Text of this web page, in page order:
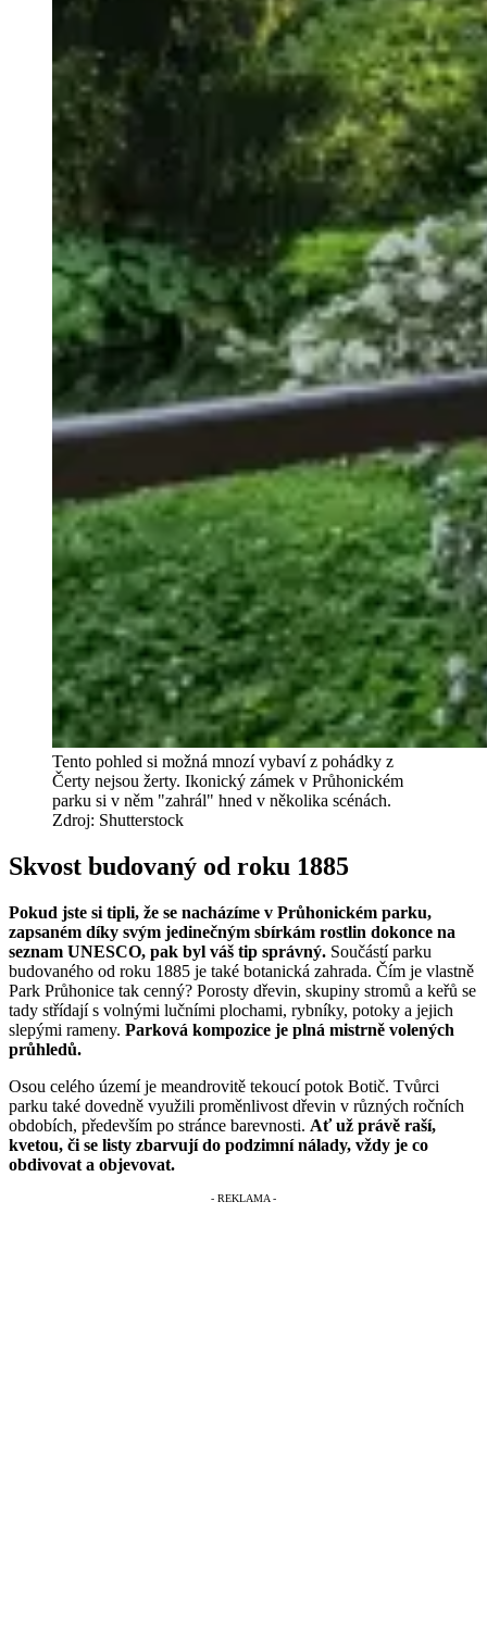
Tento pohled si možná mnozí vybaví z pohádky z
Čerty nejsou žerty. Ikonický zámek v Průhonickém
parku si v něm "zahrál" hned v několika scénách.
Zdroj: Shutterstock
Skvost budovaný od roku 1885
Pokud jste si tipli, že se nacházíme v Průhonickém parku,
zapsaném díky svým jedinečným sbírkám rostlin dokonce na
seznam UNESCO, pak byl váš tip správný. Součástí parku
budovaného od roku 1885 je také botanická zahrada. Čím je vlastně
Park Průhonice tak cenný? Porosty dřevin, skupiny stromů a keřů se
tady střídají s volnými lučními plochami, rybníky, potoky a jejich
slepými rameny. Parková kompozice je plná mistrně volených
průhledů.
Osou celého území je meandrovitě tekoucí potok Botič. Tvůrci
parku také dovedně využili proměnlivost dřevin v různých ročních
obdobích, především po stránce barevnosti. Ať už právě raší,
kvetou, či se listy zbarvují do podzimní nálady, vždy je co
obdivovat a objevovat.